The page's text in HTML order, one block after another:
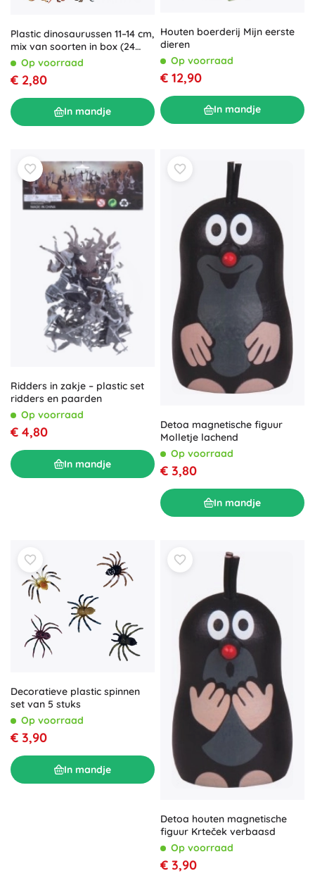
Plastic dinosaurussen 11–14 cm,
mix van soorten in box (24
stuks)
Op voorraad
€ 2,80
In mandje
Houten boerderij Mijn eerste
dieren
Op voorraad
€ 12,90
In mandje
Ridders in zakje – plastic set
ridders en paarden
Op voorraad
€ 4,80
In mandje
Detoa magnetische figuur
Molletje lachend
Op voorraad
€ 3,80
In mandje
Decoratieve plastic spinnen
set van 5 stuks
Op voorraad
€ 3,90
In mandje
Detoa houten magnetische
figuur Krteček verbaasd
Op voorraad
€ 3,90